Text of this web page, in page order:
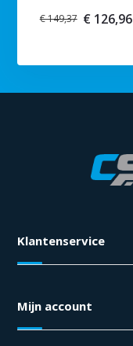
€ 149,37 € 126,96
Klantenservice
Mijn account